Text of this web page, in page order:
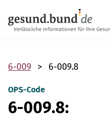
6-009 6-009.8
OPS-Code
6-009.8: